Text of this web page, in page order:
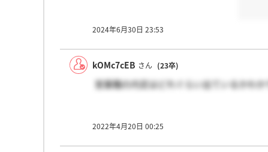
2024年6月30日 23:53
kOMc7cEB さん (23卒)
営業職の内定はどれぐらい出ているかわ
2022年4月20日 00:25